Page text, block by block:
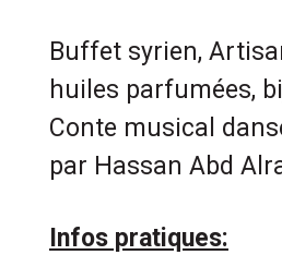
Buffet syrien,
huiles parfumées,
Conte musical
par Hassan Abd
Infos pratiques: